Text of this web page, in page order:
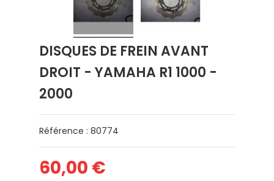
DISQUES DE FREIN AVANT
DROIT - YAMAHA R1 1000 -
2000
Référence : 80774
60,00 €